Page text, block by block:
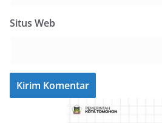
Situs Web